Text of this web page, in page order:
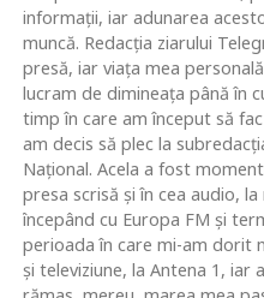
informaţii, iar adunarea
muncă. Redacţia ziarului
presă, iar viaţa mea
lucram de dimineaţa până în
timp în care am început să
am decis să plec la
Naţional. Acela a fost
presa scrisă şi în cea audio,
începând cu Europa FM şi
perioada în care mi-am dorit
şi televiziune, la Antena 1, iar